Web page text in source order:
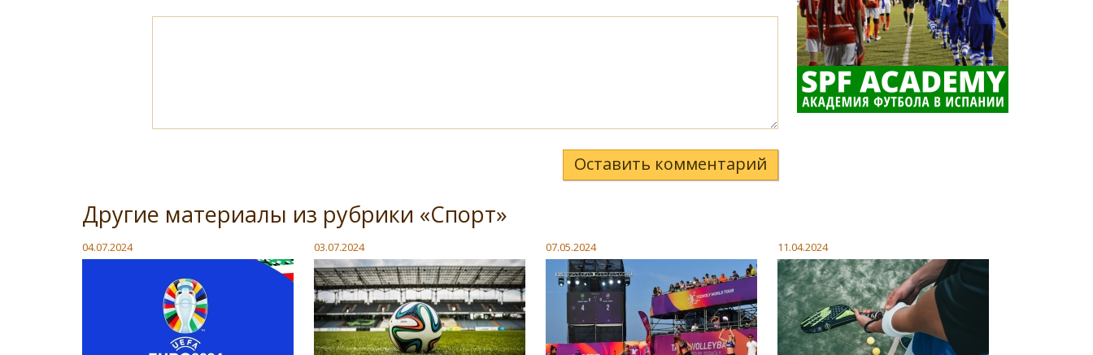
Оставить комментарий
Другие материалы из рубрики «Спорт»
04.07.2024 03.07.2024 07.05.2024 11.04.2024